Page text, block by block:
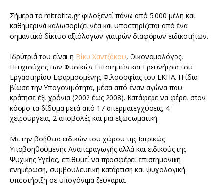
Σήμερα το mitrotita.gr φιλοξενεί πάνω από 5.000 μέλη και
καθημερινά καλωσορίζει νέα και υποστηρίζεται από ένα
σημαντικό δίκτυο αξιόλογων γιατρών διαφόρων ειδικοτήτων.
Ιδρύτριά του είναι η Βίκυ Χαντζάκου, Οικονομολόγος,
Πτυχιούχος των Φυσικών Επιστημών και Ερευνήτρια του
Εργαστηρίου Εφαρμοσμένης Φιλοσοφίας του ΕΚΠΑ. Η ίδια
βίωσε την Υπογονιμότητα, μέσα από έναν αγώνα που
κράτησε έξι χρόνια (2002 έως 2008). Κατάφερε να φέρει στον
κόσμο τα δίδυμα μετά από 17 σπερματεγχύσεις, 4
χειρουργεία, 2 αποβολές και μια εξωσωματική.
Με την βοήθεια ειδικών του χώρου της Ιατρικώς
Υποβοηθούμενης Αναπαραγωγής αλλά και ειδικούς της
Ψυχικής Υγείας, επιθυμεί να προσφέρει επιστημονική
ενημέρωση, συμβουλευτική κατάρτιση και ψυχολογική
υποστήριξη σε υπογόνιμα ζευγάρια.